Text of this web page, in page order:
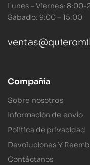
Lunes – Viernes:
Sábado: 9:00 – 15:00
Compañía
Sobre nosotros
Información de envío
Política de privacidad
Devoluciones Y
Contáctanos